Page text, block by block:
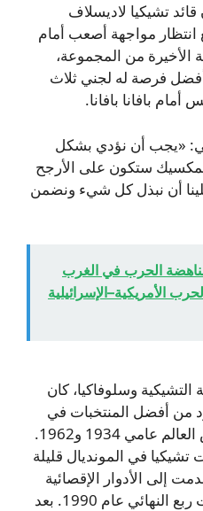
تشيكيا لاديسلاف
مواجهة أصعب أمام
الأخيرة من المجموعة،
فرصة له لجني ثلاث
بافانا بافانا.
«يجب أن نؤدي بشكل
ستكون على الأرجح
أن نبذل كل شيء ونضمن
الحرب في الغرب
الأمريكية–الإسرائيلية
وسلوفاكيا، كان
من أفضل المنتخبات في
أوروبا ووصل إلى نهائي كأس العالم عامي 1934 و1962.
في المونديال قليلة
إلى الأدوار الإقصائية
مرة واحدة فقط، عندما بلغت ربع النهائي عام 1990. بعد